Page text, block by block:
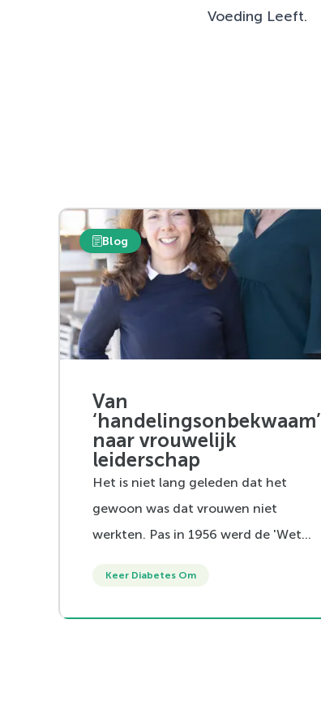
Voeding Leeft.
Blog
Van
‘handelingsonbekwaam’
naar vrouwelijk
leiderschap
Het is niet lang geleden dat het
gewoon was dat vrouwen niet
werkten. Pas in 1956 werd de 'Wet
Keer Diabetes Om